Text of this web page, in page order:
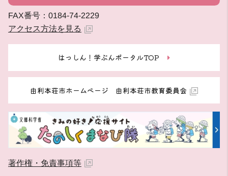
FAX番号：0184-74-2229
アクセス方法を見る
はっしん！学ぶんポータルTOP
由利本荘市ホームページ 由利本荘市教育委員会
著作権・免責事項等